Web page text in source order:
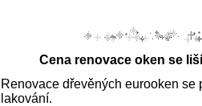
Cena renovace oken se
Renovace dřevěných eurooken se
lakování.